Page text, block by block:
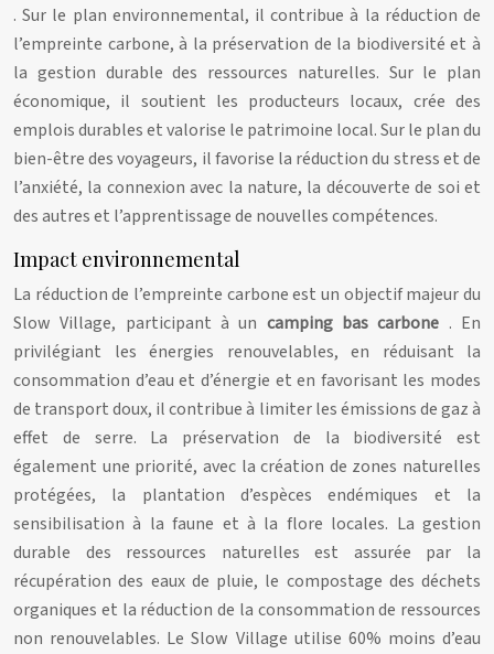
. Sur le plan environnemental, il contribue à la réduction de
l’empreinte carbone, à la préservation de la biodiversité et à
la gestion durable des ressources naturelles. Sur le plan
économique, il soutient les producteurs locaux, crée des
emplois durables et valorise le patrimoine local. Sur le plan du
bien-être des voyageurs, il favorise la réduction du stress et de
l’anxiété, la connexion avec la nature, la découverte de soi et
des autres et l’apprentissage de nouvelles compétences.
Impact environnemental
La réduction de l’empreinte carbone est un objectif majeur du
Slow Village, participant à un camping bas carbone . En
privilégiant les énergies renouvelables, en réduisant la
consommation d’eau et d’énergie et en favorisant les modes
de transport doux, il contribue à limiter les émissions de gaz à
effet de serre. La préservation de la biodiversité est
également une priorité, avec la création de zones naturelles
protégées, la plantation d’espèces endémiques et la
sensibilisation à la faune et à la flore locales. La gestion
durable des ressources naturelles est assurée par la
récupération des eaux de pluie, le compostage des déchets
organiques et la réduction de la consommation de ressources
non renouvelables. Le Slow Village utilise 60% moins d’eau